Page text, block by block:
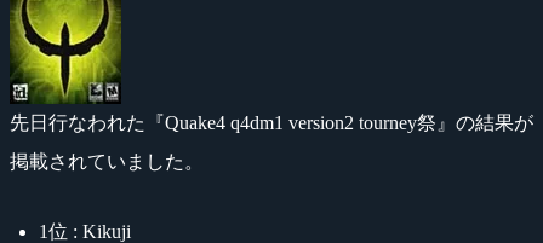
先日行なわれた『Quake4 q4dm1 version2 tourney祭』の結果が
掲載されていました。
1位 : Kikuji